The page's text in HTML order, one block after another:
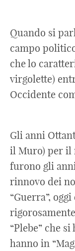
Quando si
campo
che lo
virgolette)
Occidente
Gli anni
il Muro) per il
furono gli
rinnovo dei
“Guerra”,
“Plebe” che
hanno in